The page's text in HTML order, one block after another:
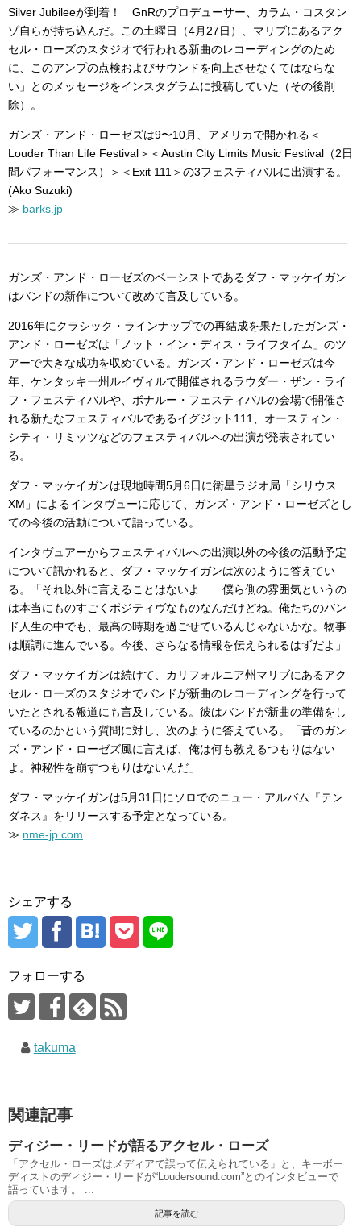
Silver Jubileeが到着！ GnRのプロデューサー、カラム・コスタン
ゾ自らが持ち込んだ。この土曜日（4月27日）、マリブにあるアク
セル・ローズのスタジオで行われる新曲のレコーディングのため
に、このアンプの点検およびサウンドを向上させなくてはならな
い」とのメッセージをインスタグラムに投稿していた（その後削
除）。
ガンズ・アンド・ローゼズは9〜10月、アメリカで開かれる＜
Louder Than Life Festival＞＜Austin City Limits Music Festival（2日
間パフォーマンス）＞＜Exit 111＞の3フェスティバルに出演する。
(Ako Suzuki)
≫ barks.jp
ガンズ・アンド・ローゼズのベーシストであるダフ・マッケイガン
はバンドの新作について改めて言及している。
2016年にクラシック・ラインナップでの再結成を果たしたガンズ・
アンド・ローゼズは「ノット・イン・ディス・ライフタイム」のツ
アーで大きな成功を収めている。ガンズ・アンド・ローゼズは今
年、ケンタッキー州ルイヴィルで開催されるラウダー・ザン・ライ
フ・フェスティバルや、ボナルー・フェスティバルの会場で開催さ
れる新たなフェスティバルであるイグジット111、オースティン・
シティ・リミッツなどのフェスティバルへの出演が発表されてい
る。
ダフ・マッケイガンは現地時間5月6日に衛星ラジオ局「シリウス
XM」によるインタヴューに応じて、ガンズ・アンド・ローゼズとし
ての今後の活動について語っている。
インタヴュアーからフェスティバルへの出演以外の今後の活動予定
について訊かれると、ダフ・マッケイガンは次のように答えてい
る。「それ以外に言えることはないよ……僕ら側の雰囲気というの
は本当にものすごくポジティヴなものなんだけどね。俺たちのバン
ド人生の中でも、最高の時期を過ごせているんじゃないかな。物事
は順調に進んでいる。今後、さらなる情報を伝えられるはずだよ」
ダフ・マッケイガンは続けて、カリフォルニア州マリブにあるアク
セル・ローズのスタジオでバンドが新曲のレコーディングを行って
いたとされる報道にも言及している。彼はバンドが新曲の準備をし
ているのかという質問に対し、次のように答えている。「昔のガン
ズ・アンド・ローゼズ風に言えば、俺は何も教えるつもりはない
よ。神秘性を崩すつもりはないんだ」
ダフ・マッケイガンは5月31日にソロでのニュー・アルバム『テン
ダネス』をリリースする予定となっている。
≫ nme-jp.com
シェアする
フォローする
takuma
関連記事
ディジー・リードが語るアクセル・ローズ
「アクセル・ローズはメディアで誤って伝えられている」と、キーボー
ディストのディジー・リードが“Loudersound.com”とのインタビューで
語っています。 ...
記事を読む